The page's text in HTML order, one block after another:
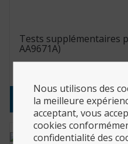
Tests supplémentaires
AA9671A)
Nous utilisons des
la meilleure
acceptant, vous
cookies
confidentialité des